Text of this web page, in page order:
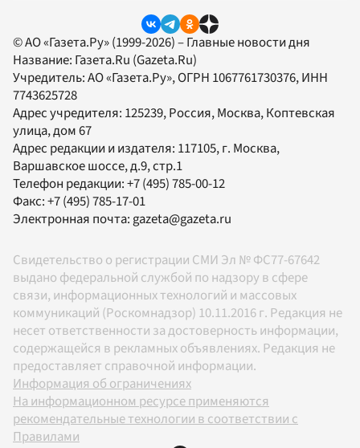
© АО «Газета.Ру» (1999-2026) – Главные новости дня
Название: Газета.Ru (Gazeta.Ru)
Учредитель:АО «Газета.Ру», ОГРН 1067761730376, ИНН
7743625728
Адрес учредителя: 125239, Россия, Москва, Коптевская
улица, дом 67
Адрес редакции и издателя: 117105, г. Москва,
Варшавское шоссе, д.9, стр.1
Телефон редакции:+7 (495) 785-00-12
Факс:+7 (495) 785-17-01
Электронная почта: gazeta@gazeta.ru
Свидетельство о регистрации СМИ Эл № ФС77-67642
выдано федеральной службой по надзору в сфере
связи, информационных технологий и массовых
коммуникаций (Роскомнадзор) 10.11.2016 г. Редакция не
несет ответственности за достоверность информации,
содержащейся в рекламных объявлениях. Редакция не
предоставляет справочной информации.
Информация об ограничениях
На информационном ресурсе применяются
рекомендательные технологии в соответствии с
Правилами